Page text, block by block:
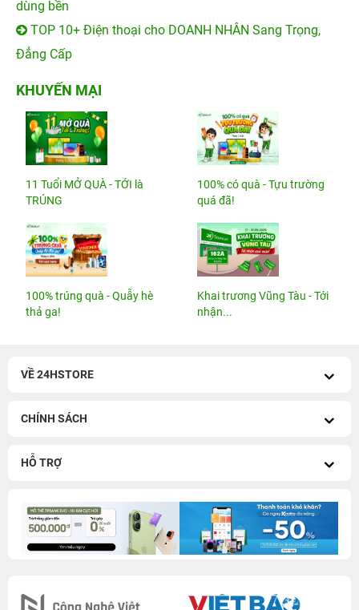
dùng bền
TOP 10+ Điện thoại cho DOANH NHÂN Sang Trọng,
Đẳng Cấp
KHUYẾN MẠI
11 Tuổi MỞ QUÀ - TỚI là
TRÚNG
100% có quà - Tựu trường
quá đã!
100% trúng quà - Quẫy hè
thả ga!
Khai trương Vũng Tàu - Tới
nhận...
VỀ 24HSTORE
CHÍNH SÁCH
HỖ TRỢ